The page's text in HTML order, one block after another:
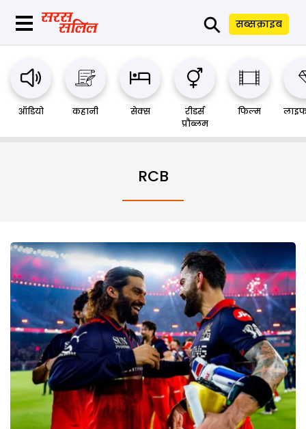
⚲ सब्सक्राइब
ऑडियो कहानी सेक्स
रीडर्स
प्रौब्लम
फिल्म
RCB